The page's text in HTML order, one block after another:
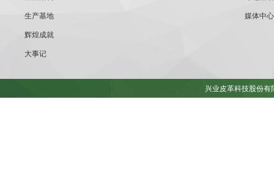
生产基地
辉煌成就
大事记
媒体中心
兴业皮革科技股份有